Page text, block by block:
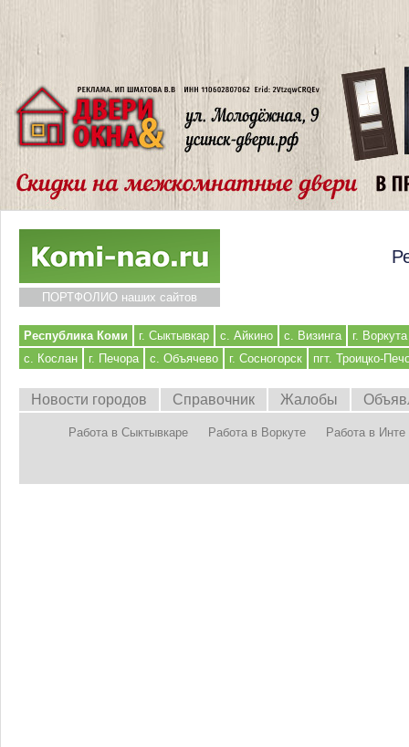
ПОРТФОЛИО наших сайтов
Республика Коми г. Сыктывкар с. Айкино с. Визинга
г. Воркута
с. Кослан
г. Печора с. Объячево г. Сосногорск пгт. Троицко-
Новости городов Справочник Жалобы
Работа в Сыктывкаре Работа в Воркуте Работа в Инте